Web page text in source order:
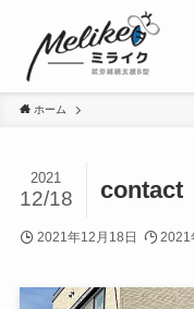
ホーム
contact
2021
12/18
2021年12月18日 2021